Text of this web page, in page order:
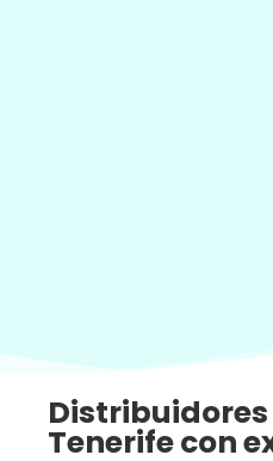
Distribuidores
Tenerife con